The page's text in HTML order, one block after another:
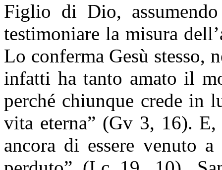
Figlio di Dio,
testimoniare la misura
Lo conferma Gesù stesso,
infatti ha tanto amato il
perché chiunque crede in
vita eterna” (Gv 3, 16).
ancora di essere venuto